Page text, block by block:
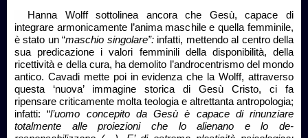
Hanna Wolff sottolinea ancora che Gesù, capace di
integrare armonicamente l’anima maschile e quella femminile,
è stato un “maschio singolare”:infatti, mettendo al centro della
sua predicazione i valori femminili della disponibilità, della
ricettività e della cura, ha demolito l’androcentrismo del mondo
antico. Cavadi mette poi in evidenza che la Wolff, attraverso
questa ‘nuova’ immagine storica di Gesù Cristo, ci fa
ripensare criticamente molta teologia e altrettanta antropologia;
infatti: “l’uomo concepito da Gesù è capace di rinunziare
totalmente alle proiezioni che lo alienano e lo de-